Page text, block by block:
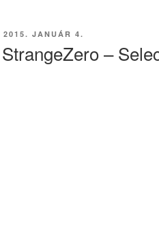
BEKÜLDVE:
2015. JANUÁR 4.
StrangeZero –